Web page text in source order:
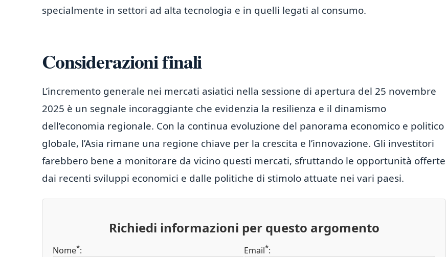
specialmente in settori ad alta tecnologia e in quelli legati al consumo.
Considerazioni finali
L’incremento generale nei mercati asiatici nella sessione di apertura del 25 novembre
2025 è un segnale incoraggiante che evidenzia la resilienza e il dinamismo
dell’economia regionale. Con la continua evoluzione del panorama economico e politico
globale, l’Asia rimane una regione chiave per la crescita e l’innovazione. Gli investitori
farebbero bene a monitorare da vicino questi mercati, sfruttando le opportunità offerte
dai recenti sviluppi economici e dalle politiche di stimolo attuate nei vari paesi.
Richiedi informazioni per questo argomento
Nome*: Email*: